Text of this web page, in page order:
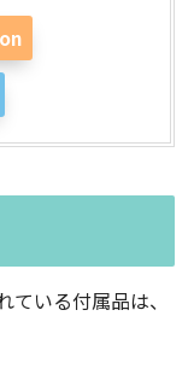
ている付属品は、